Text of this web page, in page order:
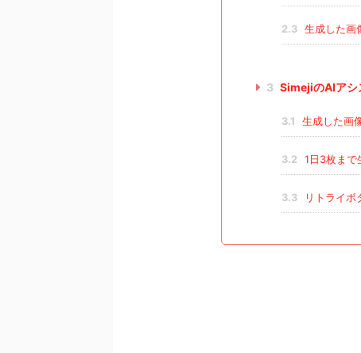
2.3 生成した画
3 SimejiのAIアシ
3.1 生成した画
3.2 1日3枚まで
3.3 リトライボ